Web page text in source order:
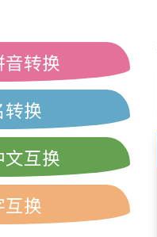
音转换
转换
互换
互换